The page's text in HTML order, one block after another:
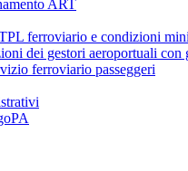
ART
ferroviario e condizioni
dei gestori aeroportuali con
ferroviario passeggeri